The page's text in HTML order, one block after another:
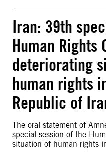
Iran: 39th
Human Rights
deteriorating
human rights
Republic of
The oral statement of
special session of the
situation of human rights